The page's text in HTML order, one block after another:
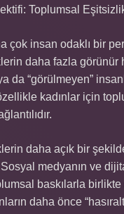
Toplumsal
çok insan odaklı bir
daha fazla görünür
da “görülmeyen”
kadınlar için
daha açık bir
medyanın ve
baskılarla
daha önce